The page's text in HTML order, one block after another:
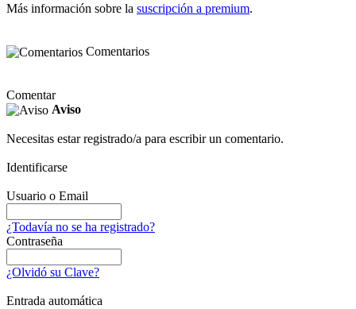
Más información sobre la suscripción a premium.
Comentarios
Comentar
Aviso
Necesitas estar registrado/a para escribir un comentario.
Identificarse
Usuario o Email
¿Todavía no se ha registrado?
Contraseña
¿Olvidó su Clave?
Entrada automática